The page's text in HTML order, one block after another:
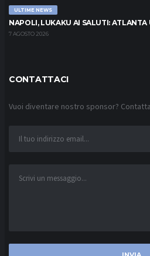
ULTIME NEWS
NAPOLI, LUKAKU AI SALUTI: ATLANTA
7 AGOSTO 2026
CONTATTACI
Vuoi diventare nostro sponsor?